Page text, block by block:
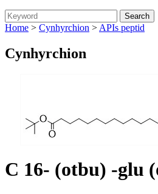
Home > Cynhyrchion > APIs peptid
Cynhyrchion
C 16- (otbu) -glu